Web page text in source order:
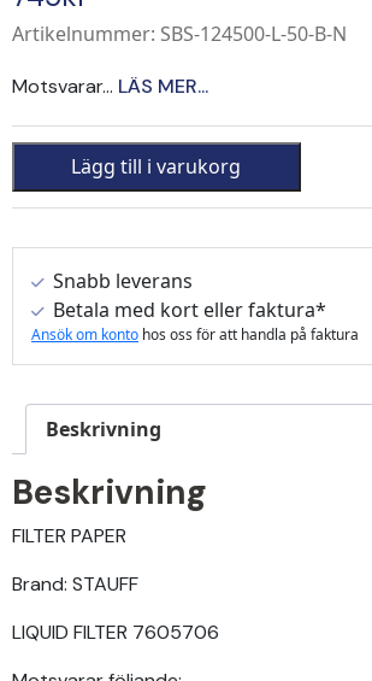
Artikelnummer: SBS-124500-L-50-B-N
Motsvarar... LÄS MER...
Lägg till i varukorg
Snabb leverans
Betala med kort eller faktura*
Ansök om konto hos oss för att handla på faktura
Beskrivning
Beskrivning
FILTER PAPER
Brand: STAUFF
LIQUID FILTER 7605706